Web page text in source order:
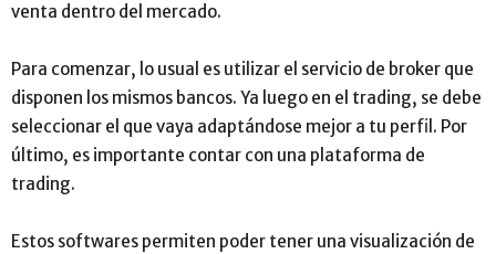
venta dentro del mercado.
Para comenzar, lo usual es utilizar el servicio de broker que
disponen los mismos bancos. Ya luego en el trading, se debe
seleccionar el que vaya adaptándose mejor a tu perfil. Por
último, es importante contar con una plataforma de
trading.
Estos softwares permiten poder tener una visualización de